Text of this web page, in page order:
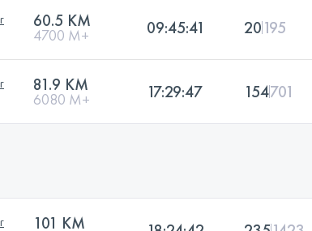
60.5 KM
4700 M+ 09:45:41 20195
81.9 KM
6080 M+ 17:29:47 154701
101 KM